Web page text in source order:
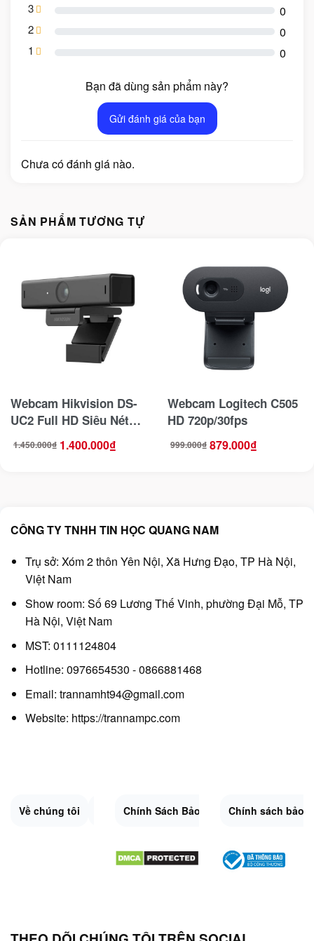
3 0
2 0
1 0
Bạn đã dùng sản phẩm này?
Gửi đánh giá của bạn
Chưa có đánh giá nào.
SẢN PHẨM TƯƠNG TỰ
Webcam Hikvision DS-
UC2 Full HD Siêu Nét
1.450.000₫
Giá
gốc 1.400.000₫
Giá
hiện
Webcam Logitech C505
HD 720p/30fps
999.000₫
Giá
gốc 879.000₫
Giá
hiện
CÔNG TY TNHH TIN HỌC QUANG NAM
Trụ sở: Xóm 2 thôn Yên Nội, Xã Hưng Đạo, TP Hà Nội,
Việt Nam
Show room: Số 69 Lương Thế Vinh, phường Đại Mỗ, TP
Hà Nội, Việt Nam
MST: 0111124804
Hotline: 0976654530 - 0866881468
Email: trannamht94@gmail.com
Website: https://trannampc.com
Về chúng tôi Liên Hệ Quy Định Chung Sitemap.XML
Chính Sách Bảo Mật Đổi trả và hoàn
Chính sách bảo